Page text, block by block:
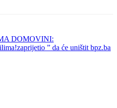
DOMOVINI:
” da će uništit bpz.ba